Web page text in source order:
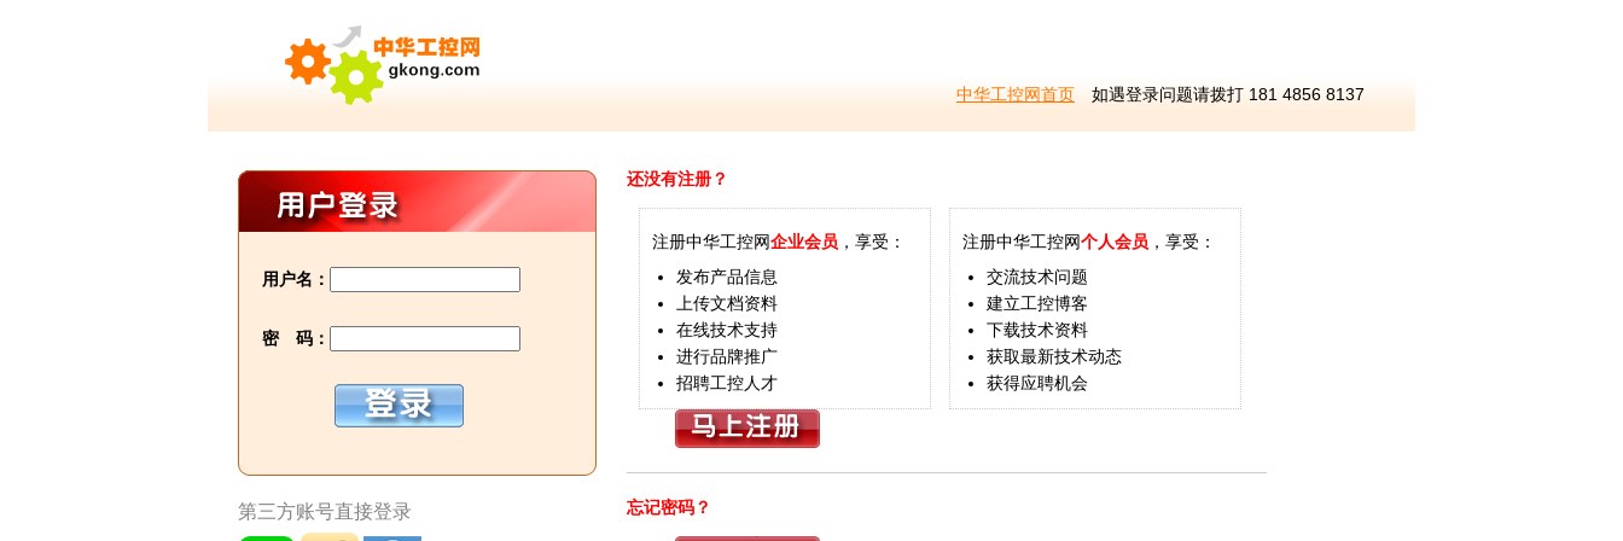
中华工控网首页 如遇登录问题请拨打 181 4856 8137
用户名：
密 码：
第三方账号直接登录
还没有注册？
注册中华工控网企业会员 ，享受：
发布产品信息
上传文档资料
在线技术支持
进行品牌推广
招聘工控人才
注册中华工控网个人会员 ，享受：
交流技术问题
建立工控博客
下载技术资料
获取最新技术动态
获得应聘机会
忘记密码？